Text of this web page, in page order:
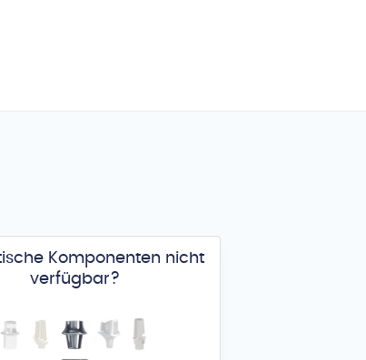
Komponenten nicht
verfügbar?